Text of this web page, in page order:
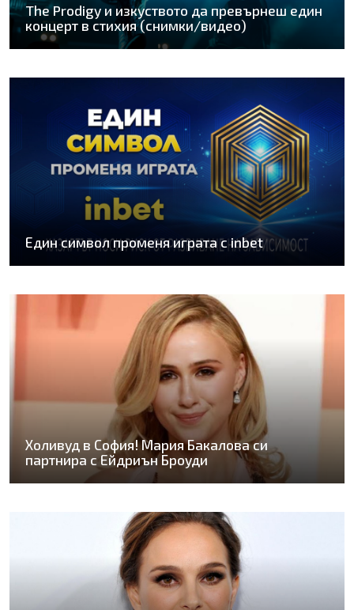
The Prodigy и изкуството да превърнеш един
концерт в стихия (снимки/видео)
Един символ променя играта с inbet
Холивуд в София! Мария Бакалова си
партнира с Ейдриън Броуди